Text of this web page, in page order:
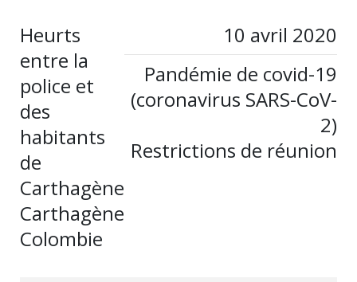
Heurts
entre la
police et
des
habitants
de
Carthagène
Carthagène
Colombie
10 avril 2020
Pandémie de covid-19
(coronavirus SARS-CoV-
2)
Restrictions de réunion